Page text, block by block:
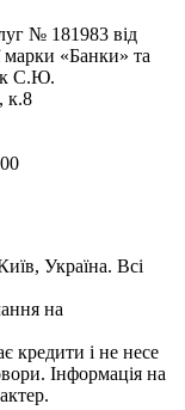
№ 181983 від
марки «Банки» та
С.Ю.
к.8
Україна. Всі
на
кредити і не несе
Інформація на